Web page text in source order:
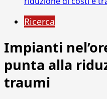
Ricerca
Impianti
punta alla
traumi